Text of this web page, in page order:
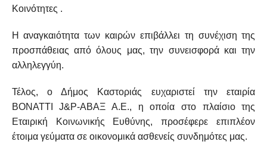
Κοινότητες .
Η αναγκαιότητα των καιρών επιβάλλει τη συνέχιση της
προσπάθειας από όλους μας, την συνεισφορά και την
αλληλεγγύη.
Τέλος, ο Δήμος Καστοριάς ευχαριστεί την εταιρία
BONATTI
J&P-ΑΒΑΞ Α.Ε., η οποία στο πλαίσιο της
Εταιρική Κοινωνικής Ευθύνης, προσέφερε επιπλέον
έτοιμα γεύματα σε οικονομικά ασθενείς συνδημότες μας.